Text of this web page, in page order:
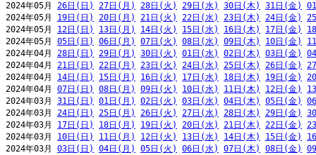
2024年05月 26日(日) 27日(月) 28日(火) 29日(水) 30日(木) 31日(金)
2024年05月 19日(日) 20日(月) 21日(火) 22日(水) 23日(木) 24日(金)
2024年05月 12日(日) 13日(月) 14日(火) 15日(水) 16日(木) 17日(金)
2024年05月 05日(日) 06日(月) 07日(火) 08日(水) 09日(木) 10日(金)
2024年04月 28日(日) 29日(月) 30日(火) 01日(水) 02日(木) 03日(金)
2024年04月 21日(日) 22日(月) 23日(火) 24日(水) 25日(木) 26日(金)
2024年04月 14日(日) 15日(月) 16日(火) 17日(水) 18日(木) 19日(金)
2024年04月 07日(日) 08日(月) 09日(火) 10日(水) 11日(木) 12日(金)
2024年03月 31日(日) 01日(月) 02日(火) 03日(水) 04日(木) 05日(金)
2024年03月 24日(日) 25日(月) 26日(火) 27日(水) 28日(木) 29日(金)
2024年03月 17日(日) 18日(月) 19日(火) 20日(水) 21日(木) 22日(金)
2024年03月 10日(日) 11日(月) 12日(火) 13日(水) 14日(木) 15日(金)
2024年03月 03日(日) 04日(月) 05日(火) 06日(水) 07日(木) 08日(金)